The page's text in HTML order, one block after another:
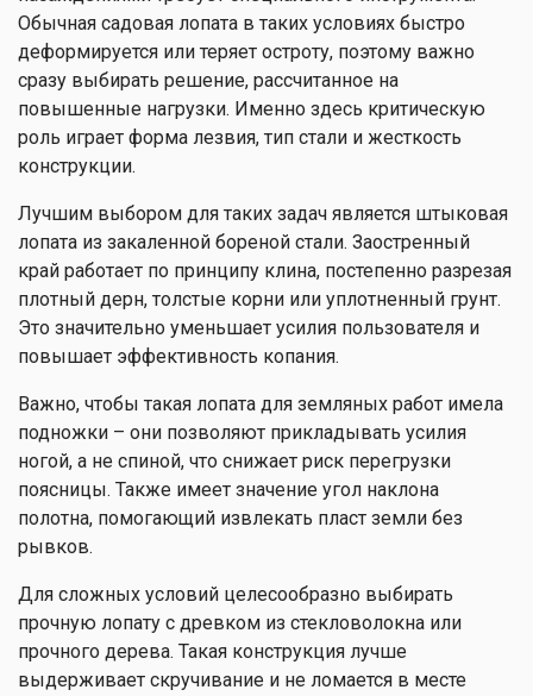
Обычная садовая лопата в таких условиях быстро
деформируется или теряет остроту, поэтому важно
сразу выбирать решение, рассчитанное на
повышенные нагрузки. Именно здесь критическую
роль играет форма лезвия, тип стали и жесткость
конструкции.
Лучшим выбором для таких задач является штыковая
лопата из закаленной бореной стали. Заостренный
край работает по принципу клина, постепенно разрезая
плотный дерн, толстые корни или уплотненный грунт.
Это значительно уменьшает усилия пользователя и
повышает эффективность копания.
Важно, чтобы такая лопата для земляных работ имела
подножки – они позволяют прикладывать усилия
ногой, а не спиной, что снижает риск перегрузки
поясницы. Также имеет значение угол наклона
полотна, помогающий извлекать пласт земли без
рывков.
Для сложных условий целесообразно выбирать
прочную лопату с древком из стекловолокна или
прочного дерева. Такая конструкция лучше
выдерживает скручивание и не ломается в месте